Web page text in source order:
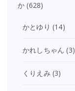
か (628)
かとゆり (14)
かれしちゃん (3)
くりえみ (3)